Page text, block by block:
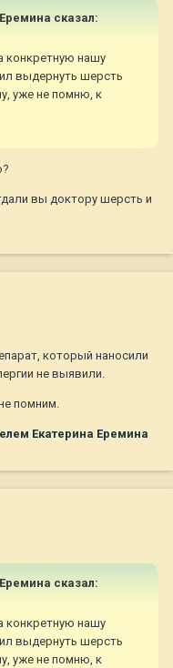
сказал:
конкретную нашу
выдернуть шерсть
уже не помню, к
вы доктору шерсть и
который наносили
не выявили.
помним.
Екатерина Еремина
сказал:
конкретную нашу
выдернуть шерсть
уже не помню, к